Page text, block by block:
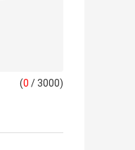
(0 / 3000)